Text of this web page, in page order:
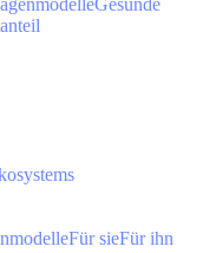
Gesunde
Für sieFür ihn